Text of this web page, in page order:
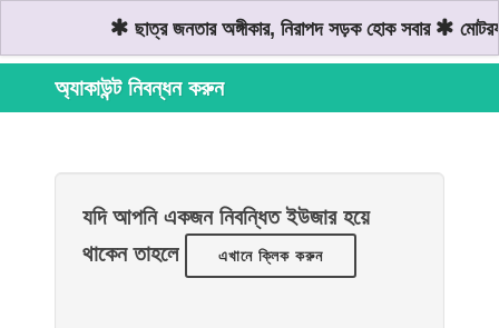
ছাত্র জনতার অঙ্গীকার, নিরাপদ সড়ক হোক সবার
অ্যাকাউন্ট নিবন্ধন করুন
যদি আপনি একজন নিবন্ধিত ইউজার হয়ে
থাকেন তাহলে
এখানে ক্লিক করুন